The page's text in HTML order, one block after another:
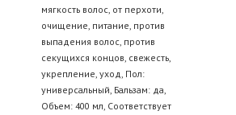
мягкость волос, от перхоти,
очищение, питание, против
выпадения волос, против
секущихся концов, свежесть,
укрепление, уход, Пол:
универсальный, Бальзам: да,
Объем: 400 мл, Соответствует